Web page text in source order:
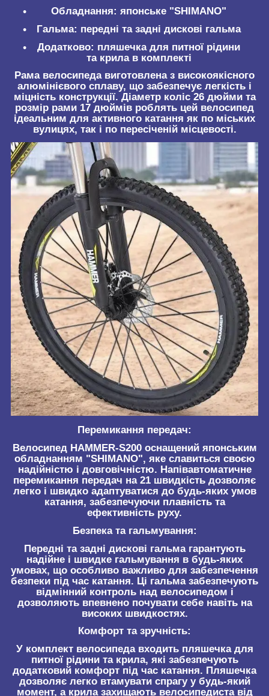
Обладнання: японське "SHIMANO"
Гальма: передні та задні дискові гальма
Додатково: пляшечка для питної рідини
та крила в комплекті
Рама велосипеда виготовлена з високоякісного
алюмінієвого сплаву, що забезпечує легкість і
міцність конструкції. Діаметр коліс 26 дюйми та
розмір рами 17 дюймів роблять цей велосипед
ідеальним для активного катання як по міських
вулицях, так і по пересіченій місцевості.
Перемикання передач:
Велосипед HAMMER-S200 оснащений японським
обладнанням "SHIMANO", яке славиться своєю
надійністю і довговічністю. Напівавтоматичне
перемикання передач на 21 швидкість дозволяє
легко і швидко адаптуватися до будь-яких умов
катання, забезпечуючи плавність та
ефективність руху.
Безпека та гальмування:
Передні та задні дискові гальма гарантують
надійне і швидке гальмування в будь-яких
умовах, що особливо важливо для забезпечення
безпеки під час катання. Ці гальма забезпечують
відмінний контроль над велосипедом і
дозволяють впевнено почувати себе навіть на
високих швидкостях.
Комфорт та зручність:
У комплект велосипеда входить пляшечка для
питної рідини та крила, які забезпечують
додатковий комфорт під час катання. Пляшечка
дозволяє легко втамувати спрагу у будь-який
момент, а крила захищають велосипедиста від